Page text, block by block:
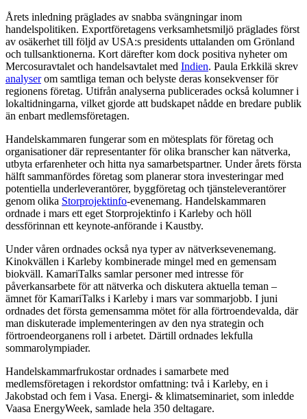
Årets inledning präglades av snabba svängningar inom
handelspolitiken. Exportföretagens verksamhetsmiljö präglades först
av osäkerhet till följd av USA:s presidents uttalanden om Grönland
och tullsanktionerna. Kort därefter kom dock positiva nyheter om
Mercosuravtalet och handelsavtalet med Indien. Paula Erkkilä skrev
analyserom samtliga teman och belyste deras konsekvenser för
regionens företag. Utifrån analyserna publicerades också kolumner i
lokaltidningarna, vilket gjorde att budskapet nådde en bredare publik
än enbart medlemsföretagen.
Handelskammaren fungerar som en mötesplats för företag och
organisationer där representanter för olika branscher kan nätverka,
utbyta erfarenheter och hitta nya samarbetspartner. Under årets första
hälft sammanfördes företag som planerar stora investeringar med
potentiella underleverantörer, byggföretag och tjänsteleverantörer
genom olika Storprojektinfo-evenemang. Handelskammaren
ordnade i mars ett eget Storprojektinfo i Karleby och höll
dessförinnan ett keynote-anförande i Kaustby.
Under våren ordnades också nya typer av nätverksevenemang.
Kinokvällen i Karleby kombinerade mingel med en gemensam
biokväll. KamariTalks samlar personer med intresse för
påverkansarbete för att nätverka och diskutera aktuella teman –
ämnet för KamariTalks i Karleby i mars var sommarjobb. I juni
ordnades det första gemensamma mötet för alla förtroendevalda, där
man diskuterade implementeringen av den nya strategin och
förtroendeorganens roll i arbetet. Därtill ordnades lekfulla
sommarolympiader.
Handelskammarfrukostar ordnades i samarbete med
medlemsföretagen i rekordstor omfattning: två i Karleby, en i
Jakobstad och fem i Vasa. Energi- & klimatseminariet, som inledde
Vaasa EnergyWeek, samlade hela 350 deltagare.